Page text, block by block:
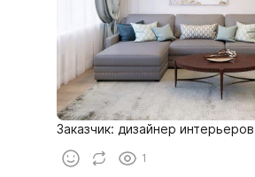
Заказчик: дизайнер
1